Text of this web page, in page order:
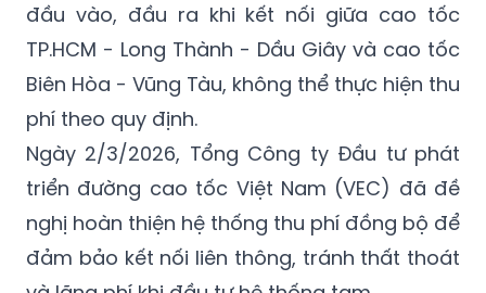
đầu vào, đầu ra khi kết nối giữa cao tốc
TP.HCM - Long Thành - Dầu Giây và cao tốc
Biên Hòa - Vũng Tàu, không thể thực hiện thu
phí theo quy định.
Ngày 2/3/2026, Tổng Công ty Đầu tư phát
triển đường cao tốc Việt Nam (VEC) đã đề
nghị hoàn thiện hệ thống thu phí đồng bộ để
đảm bảo kết nối liên thông, tránh thất thoát